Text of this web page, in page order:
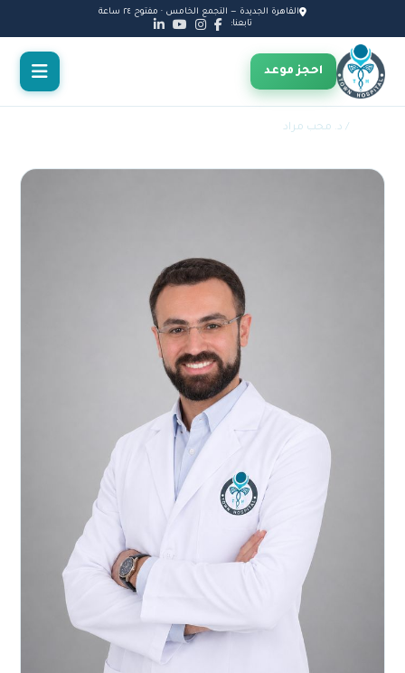
القاهرة الجديدة — التجمع الخامس · مفتوح ٢٤ ساعة
تابعنا:
احجز موعد
/ د. محب مراد